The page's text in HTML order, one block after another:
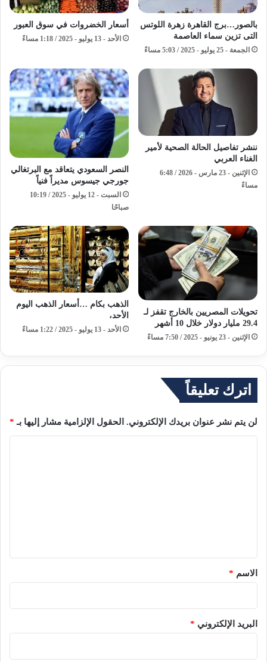
بالصور…برج القاهرة زهرة اللوتس
التى تزين سماء العاصمة
الجمعة - 25 يوليو - 2025 / 5:03 مساءً
أسعار الخضروات في سوق العبور
الأحد - 13 يوليو - 2025 / 1:18 مساءً
ننشر تفاصيل الحالة الصحية لأمير
الغناء العربي
الإثنين - 23 مارس - 2026 / 6:48
مساءً
النصر السعودي يتعاقد مع البرتغالي
جورجي جيسوس مديراً فنياً
السبت - 12 يوليو - 2025 / 10:19
صباحًا
تحويلات المصريين بالخارج تقفز لـ
29.4 مليار دولار خلال 10 أشهر
الإثنين - 23 يونيو - 2025 / 7:50 مساءً
الذهب بكام …أسعار الذهب اليوم
الأحد،
الأحد - 13 يوليو - 2025 / 1:22 مساءً
اترك تعليقاً
لن يتم نشر عنوان بريدك الإلكتروني. الحقول الإلزامية مشار إليها بـ *
*الاسم *
البريد الإلكتروني *